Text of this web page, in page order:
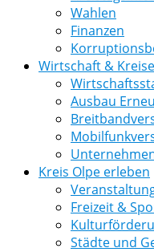
Wahlen
Finanzen
Wirtschaft &
Ausbau
Kreis Olpe erleben
Freizeit &
Städte und